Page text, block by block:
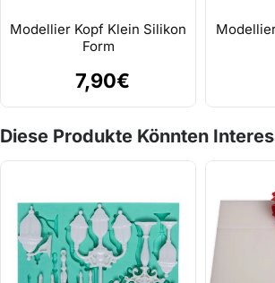
Modellier Kopf Klein Silikon
Form
7,90€
Diese Produkte Könnten